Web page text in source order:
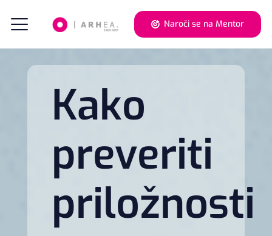
Naroči se na Mentor
Kako
preveriti
priložnosti